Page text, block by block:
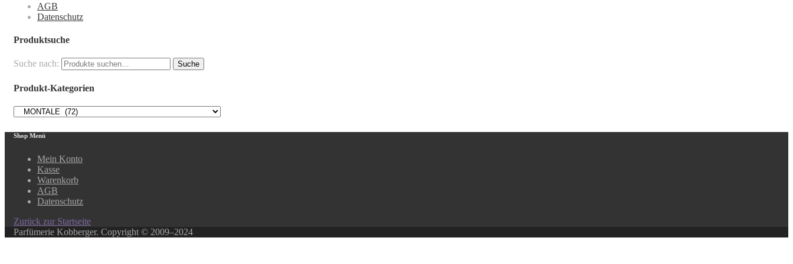
AGB
Datenschutz
Produktsuche
Suche nach: Suche
Produkt-Kategorien
Shop Menü
Mein Konto
Kasse
Warenkorb
AGB
Datenschutz
Zurück zur Startseite
Parfümerie Kobberger. Copyright © 2009–2024